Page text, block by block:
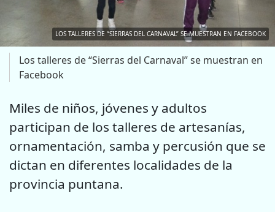
LOS TALLERES DE “SIERRAS DEL CARNAVAL” SE MUESTRAN EN FACEBOOK
Los talleres de “Sierras del Carnaval” se muestran en
Facebook
Miles de niños, jóvenes y adultos
participan de los talleres de artesanías,
ornamentación, samba y percusión que se
dictan en diferentes localidades de la
provincia puntana.